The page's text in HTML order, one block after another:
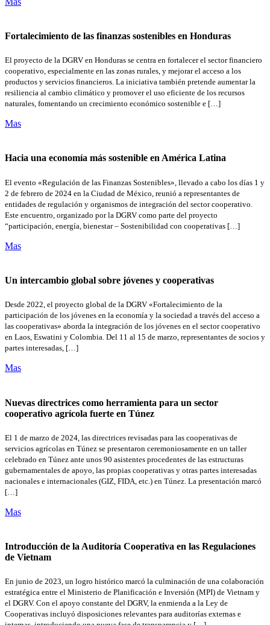
Fortalecimiento de las finanzas sostenibles en Honduras
El proyecto de la DGRV en Honduras se centra en fortalecer el sector financiero
cooperativo, especialmente en las zonas rurales, y mejorar el acceso a los
productos y servicios financieros. La iniciativa también pretende aumentar la
resiliencia al cambio climático y promover el uso eficiente de los recursos
naturales, fomentando un crecimiento económico sostenible e […]
Mas
Hacia una economía más sostenible en América Latina
El evento «Regulación de las Finanzas Sostenibles», llevado a cabo los días 1 y
2 de febrero de 2024 en la Ciudad de México, reunió a representantes de
entidades de regulación y organismos de integración del sector cooperativo.
Este encuentro, organizado por la DGRV como parte del proyecto
“participación, energía, bienestar – Sostenibilidad con cooperativas […]
Mas
Un intercambio global sobre jóvenes y cooperativas
Desde 2022, el proyecto global de la DGRV «Fortalecimiento de la
participación de los jóvenes en la economía y la sociedad a través del acceso a
las cooperativas» aborda la integración de los jóvenes en el sector cooperativo
en Laos, Eswatini y Colombia. Del 11 al 15 de marzo, representantes de socios y
partes interesadas, […]
Mas
Nuevas directrices como herramienta para un sector
cooperativo agrícola fuerte en Túnez
El 1 de marzo de 2024, las directrices revisadas para las cooperativas de
servicios agrícolas en Túnez se presentaron ceremoniosamente en un taller
celebrado en Túnez ante unos 90 asistentes procedentes de las estructuras
gubernamentales de apoyo, las propias cooperativas y otras partes interesadas
nacionales e internacionales (GIZ, FIDA, etc.) en Túnez. La presentación marcó
[…]
Mas
Introducción de la Auditoría Cooperativa en las Regulaciones
de Vietnam
En junio de 2023, un logro histórico marcó la culminación de una colaboración
estratégica entre el Ministerio de Planificación e Inversión (MPI) de Vietnam y
el DGRV. Con el apoyo constante del DGRV, la enmienda a la Ley de
Cooperativas incluyó disposiciones relevantes para auditorías externas e